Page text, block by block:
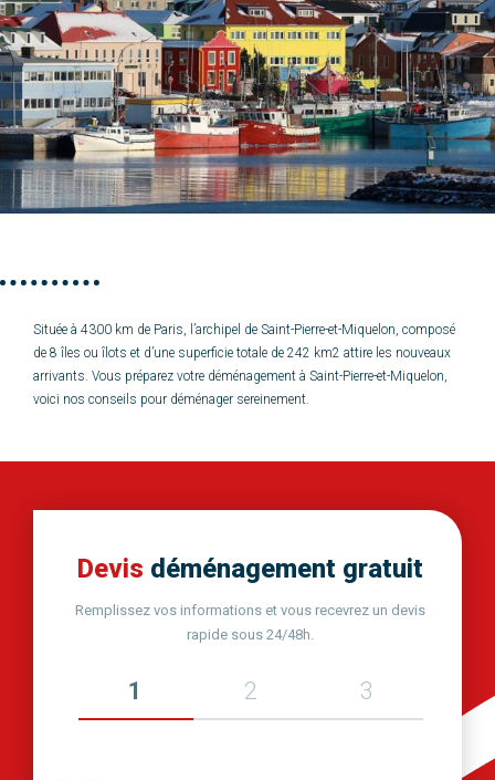
Située à 4300 km de Paris, l’archipel de Saint-Pierre-et-Miquelon, composé
de 8 îles ou îlots et d’une superficie totale de 242 km2 attire les nouveaux
arrivants. Vous préparez votre déménagement à Saint-Pierre-et-Miquelon,
voici nos conseils pour déménager sereinement.
Devis déménagement gratuit
Remplissez vos informations et vous recevrez un devis
rapide sous 24/48h.
1 2 3